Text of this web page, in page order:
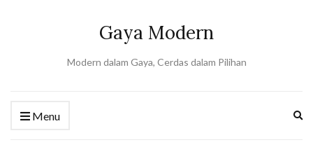
Gaya Modern
Modern dalam Gaya, Cerdas dalam Pilihan
Menu